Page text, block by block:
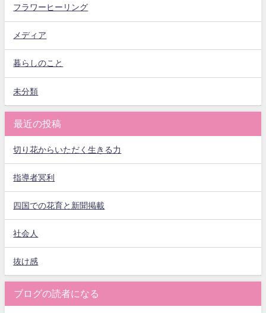
フラワーヒーリング
メディア
暮らしのこと
未分類
最近の投稿
切り花からいただく生きる力
指導者冥利
四国での花育と新聞掲載
社会人
抜け感
ブログの読者になる